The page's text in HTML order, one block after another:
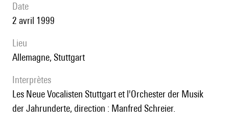
date
2 avril 1999
lieu
Allemagne, Stuttgart
interprètes
les Neue Vocalisten Stuttgart et l'Orchester der Musik
der Jahrunderte, direction : Manfred Schreier.